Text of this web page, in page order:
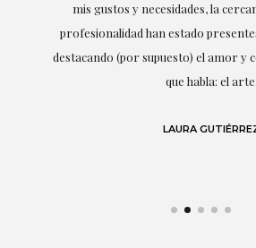
mis gustos y necesidades, la
profesionalidad han estado
destacando (por supuesto) el amor y
que habla: el arte.
LAURA GUTIÉRREZ